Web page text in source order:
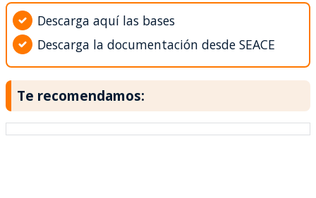
Descarga aquí las bases
Descarga la documentación desde SEACE
Te recomendamos: